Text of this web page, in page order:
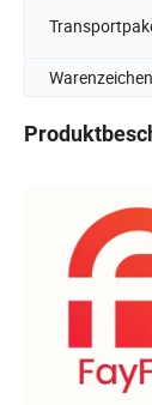
Warenzeichen